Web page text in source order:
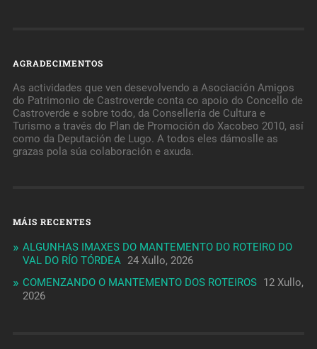
AGRADECIMENTOS
As actividades que ven desevolvendo a Asociación Amigos
do Patrimonio de Castroverde conta co apoio do Concello de
Castroverde e sobre todo, da Consellería de Cultura e
Turismo a través do Plan de Promoción do Xacobeo 2010, así
como da Deputación de Lugo. A todos eles dámoslle as
grazas pola súa colaboración e axuda.
MÁIS RECENTES
ALGUNHAS IMAXES DO MANTEMENTO DO ROTEIRO DO
VAL DO RÍO TÓRDEA 24 Xullo, 2026
COMENZANDO O MANTEMENTO DOS ROTEIROS 12 Xullo,
2026